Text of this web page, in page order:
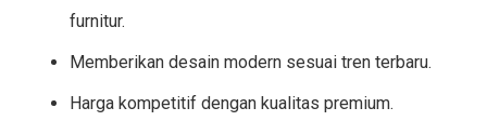
furnitur.
Memberikan desain modern sesuai tren terbaru.
Harga kompetitif dengan kualitas premium.